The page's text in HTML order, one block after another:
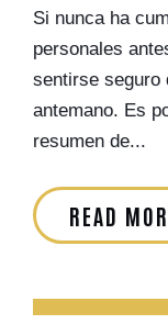
Si nunca ha
personales
sentirse seguro
antemano. Es
resumen de...
READ